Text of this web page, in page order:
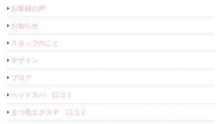
お客様の声
お知らせ
スタッフのこと
デザイン
ブログ
ヘッドスパ 口コミ
まつ毛エクステ 口コミ